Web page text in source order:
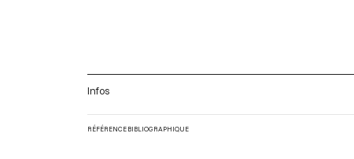
Infos
RÉFÉRENCE BIBLIOGRAPHIQUE